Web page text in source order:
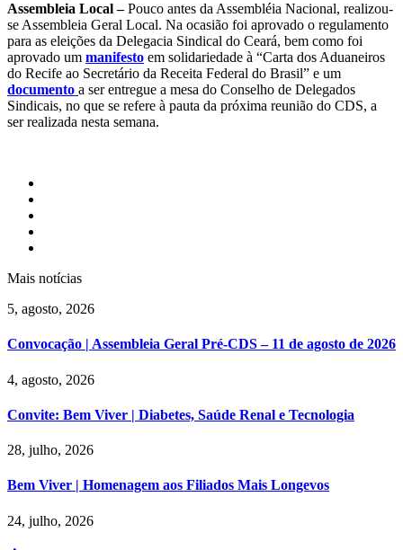
Assembleia Local –Pouco antes da Assembléia Nacional, realizou-
se Assembleia Geral Local. Na ocasião foi aprovado o regulamento
para as eleições da Delegacia Sindical do Ceará, bem como foi
aprovado um manifesto em solidariedade à “Carta dos Aduaneiros
do Recife ao Secretário da Receita Federal do Brasil” e um
documento a ser entregue a mesa do Conselho de Delegados
Sindicais, no que se refere à pauta da próxima reunião do CDS, a
ser realizada nesta semana.
Mais notícias
5, agosto, 2026
Convocação | Assembleia Geral Pré-CDS – 11 de agosto de 2026
4, agosto, 2026
Convite: Bem Viver | Diabetes, Saúde Renal e Tecnologia
28, julho, 2026
Bem Viver | Homenagem aos Filiados Mais Longevos
24, julho, 2026